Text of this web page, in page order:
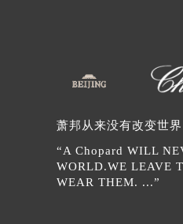
内蒙
山西
山西
山西
山西
山西
山西
萧邦从来没有改变世
“A Chopard WILL
WORLD.WE LEAVE
WEAR THEM. ...”